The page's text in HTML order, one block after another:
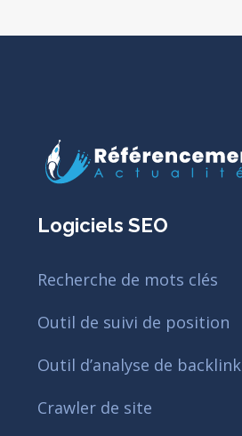
Logiciels SEO
Recherche de mots clés
Outil de suivi de position
Outil d’analyse de backlink
Crawler de site